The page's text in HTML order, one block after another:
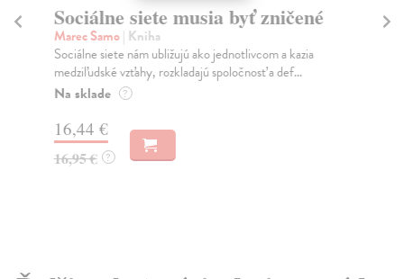
Sociálne siete musia byť zničené
Marec Samo| Kniha
Sociálne siete nám ubližujú ako jednotlivcom a kazia
medziľudské vzťahy, rozkladajú spoločnosť a def...
Na sklade ?
16,44 €
16,95 € ?